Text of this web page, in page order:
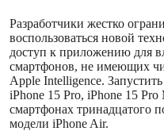
Разработчики жестко
воспользоваться новой
доступ к приложению для
смартфонов, не имеющих
Apple Intelligence.
iPhone 15 Pro, iPhone 15
смартфонах тринадцатого
модели iPhone Air.